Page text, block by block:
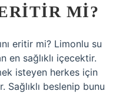
MI?
eritir mi? Limonlu su
en sağlıklı içecektir.
isteyen herkes için
beslenip bunu